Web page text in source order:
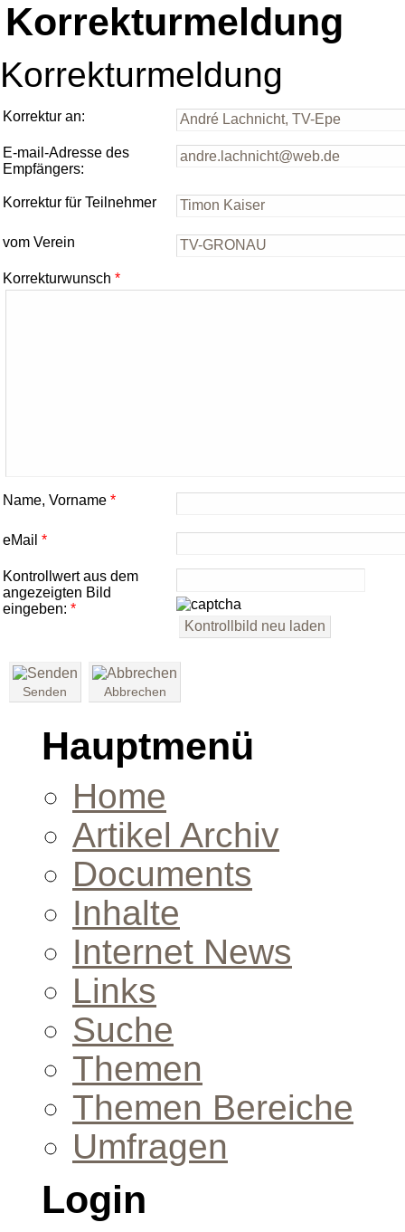
Korrekturmeldung
Korrekturmeldung
Korrektur an:
E-mail-Adresse des
Empfängers:
Korrektur für Teilnehmer
vom Verein
Korrekturwunsch *
Name, Vorname *
eMail *
Kontrollwert aus dem
angezeigten Bild
eingeben: *
Senden Abbrechen
Hauptmenü
Home
Artikel Archiv
Documents
Inhalte
Internet News
Links
Suche
Themen
Themen Bereiche
Umfragen
Login